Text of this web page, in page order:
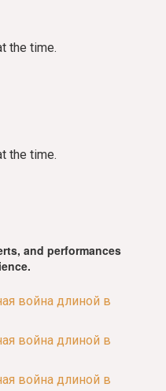
the time.
the time.
and performances
война длиной в
война длиной в
война длиной в